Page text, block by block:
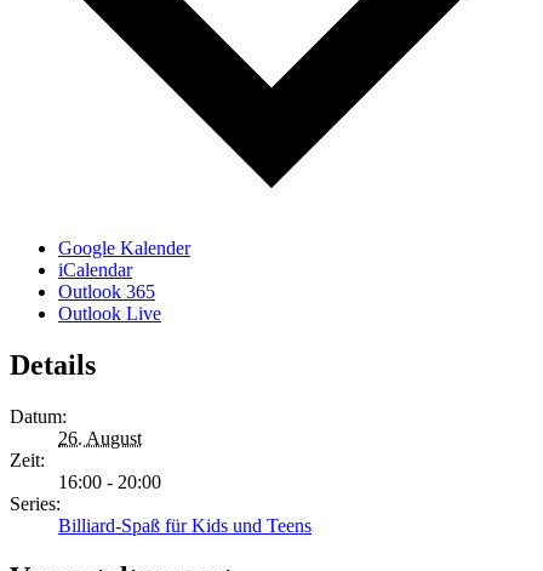
Google Kalender
iCalendar
Outlook 365
Outlook Live
Details
Datum:
26. August
Zeit:
16:00 - 20:00
Series:
Billiard-Spaß für Kids und Teens